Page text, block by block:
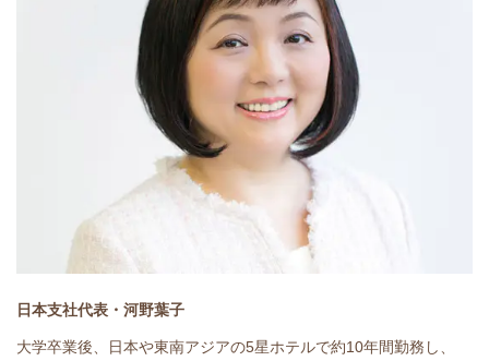
日本支社代表・河野葉子
大学卒業後、日本や東南アジアの5星ホテルで約10年間勤務し、